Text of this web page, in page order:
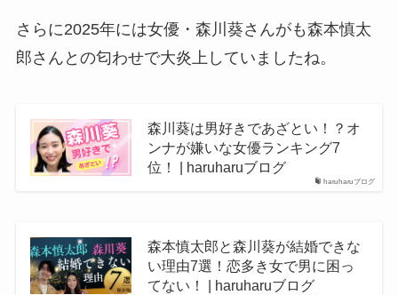
さらに2025年には女優・森川葵さんがも森本慎太
郎さんとの匂わせで大炎上していましたね。
haruharuブログ
森川葵は男好きであざとい！？オ
ンナが嫌いな女優ランキング7
位！ | haruharuブログ
森本慎太郎と森川葵が結婚できな
い理由7選！恋多き女で男に困っ
てない！ | haruharuブログ